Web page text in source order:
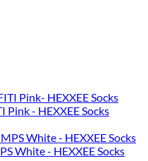
Pink - HEXXEE Socks
White - HEXXEE Socks